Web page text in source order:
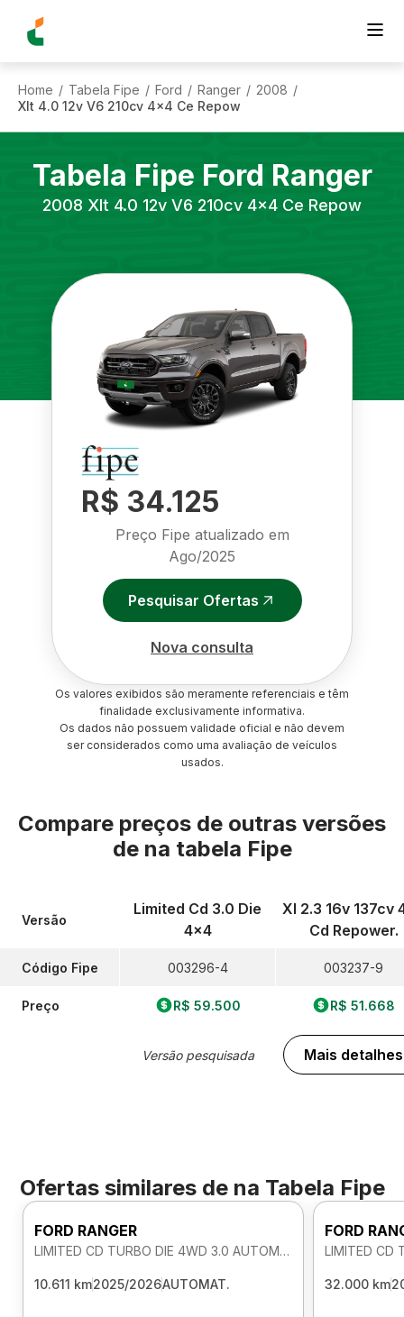
Home / Tabela Fipe / Ford / Ranger / 2008 /
Xlt 4.0 12v V6 210cv 4x4 Ce Repow
Tabela Fipe Ford Ranger
2008 Xlt 4.0 12v V6 210cv 4x4 Ce Repow
R$ 34.125
Preço Fipe atualizado em
Ago/2025
Pesquisar Ofertas
Nova consulta
Os valores exibidos são meramente referenciais e têm
finalidade exclusivamente informativa.
Os dados não possuem validade oficial e não devem
ser considerados como uma avaliação de veículos
usados.
Compare preços de outras versões
de na tabela Fipe
Versão
Código Fipe
Preço
Limited Cd 3.0 Die
4x4
003296-4
R$ 59.500
Versão pesquisada
Xl 2.3 16v 137cv
Cd Repower.
003237-9
R$ 51.668
Mais detalhes
Ofertas similares de na Tabela Fipe
FORD RANGER
LIMITED CD TURBO DIE 4WD 3.0 AUTOMATICO
10.611 km2025/2026AUTOMAT.
FORD
32.000 km